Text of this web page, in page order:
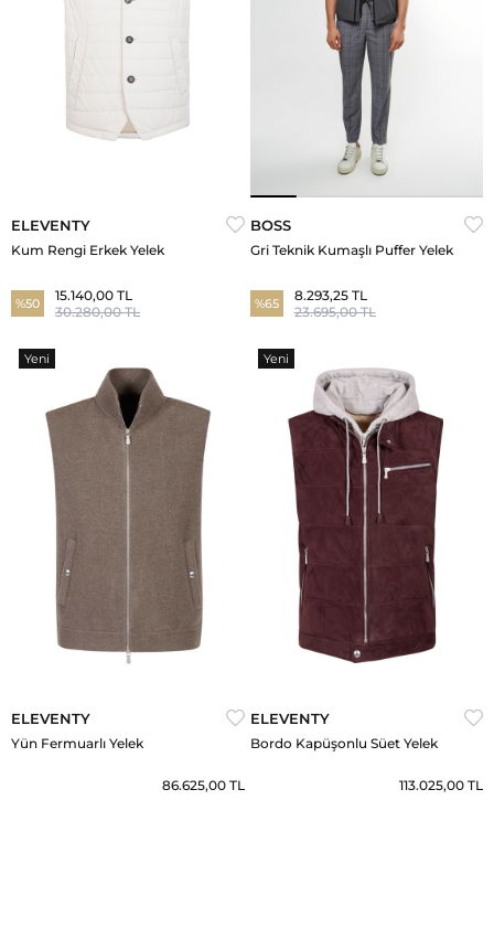
ELEVENTY
Kum Rengi Erkek Yelek
%50
15.140,00 TL
30.280,00 TL
BOSS
Gri Teknik Kumaşlı Puffer Yelek
%65
8.293,25 TL
23.695,00 TL
ELEVENTY
Yün Fermuarlı Yelek
86.625,00 TL
Yeni
ELEVENTY
Bordo Kapüşonlu Süet Yelek
113.025,00 TL
Yeni